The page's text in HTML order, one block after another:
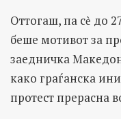
Оттогаш, па сѐ до
беше мотивот за
заедничка
како граѓанска
протест прерасна